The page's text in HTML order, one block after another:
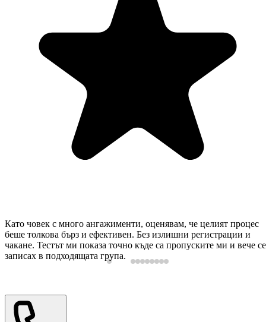
с много ангажименти, оценявам, че целият процес
бърз и ефективен. Без излишни регистрации и
Тестът ми показа точно къде са пропуските ми и вече се
в подходящата група.